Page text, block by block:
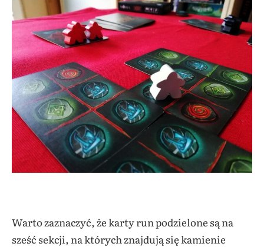
Warto zaznaczyć, że karty run podzielone są na
sześć sekcji, na których znajdują się kamienie